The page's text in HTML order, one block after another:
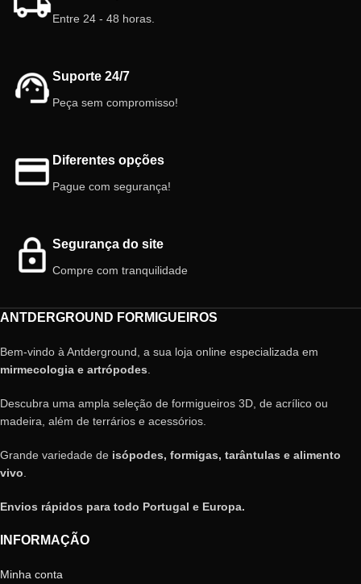
Entre 24 - 48 horas.
Suporte 24/7
Peça sem compromisso!
Diferentes opções
Pague com segurança!
Segurança do site
Compre com tranquilidade
ANTDERGROUND FORMIGUEIROS
Bem-vindo à Antderground, a sua loja online especializada em
mirmecologia e artrópodes
Descubra uma ampla seleção de formigueiros 3D, de acrílico ou
madeira, além de terrários e acessórios.
Grande variedade de isópodes, formigas, tarântulas e alimento
vivo
Envios rápidos para todo Portugal e Europa.
INFORMAÇÃO
Minha conta